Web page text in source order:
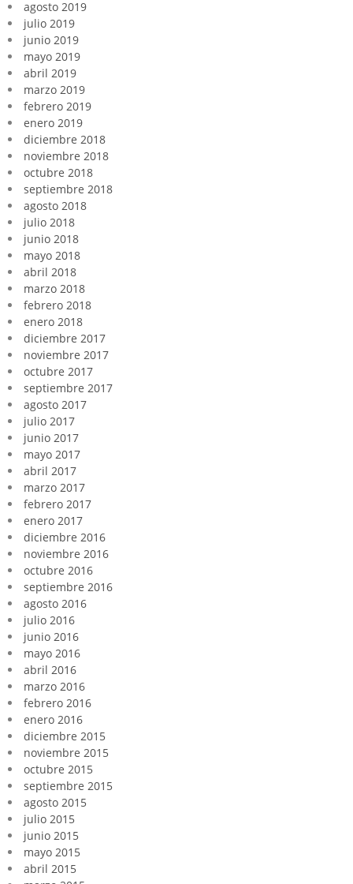
agosto 2019
julio 2019
junio 2019
mayo 2019
abril 2019
marzo 2019
febrero 2019
enero 2019
diciembre 2018
noviembre 2018
octubre 2018
septiembre 2018
agosto 2018
julio 2018
junio 2018
mayo 2018
abril 2018
marzo 2018
febrero 2018
enero 2018
diciembre 2017
noviembre 2017
octubre 2017
septiembre 2017
agosto 2017
julio 2017
junio 2017
mayo 2017
abril 2017
marzo 2017
febrero 2017
enero 2017
diciembre 2016
noviembre 2016
octubre 2016
septiembre 2016
agosto 2016
julio 2016
junio 2016
mayo 2016
abril 2016
marzo 2016
febrero 2016
enero 2016
diciembre 2015
noviembre 2015
octubre 2015
septiembre 2015
agosto 2015
julio 2015
junio 2015
mayo 2015
abril 2015